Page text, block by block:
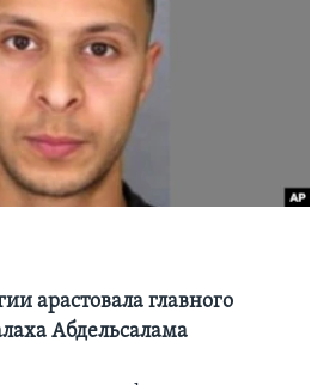
арастовала главного
Абдельсалама